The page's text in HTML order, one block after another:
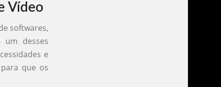
Vídeo
softwares,
um desses
e
que os